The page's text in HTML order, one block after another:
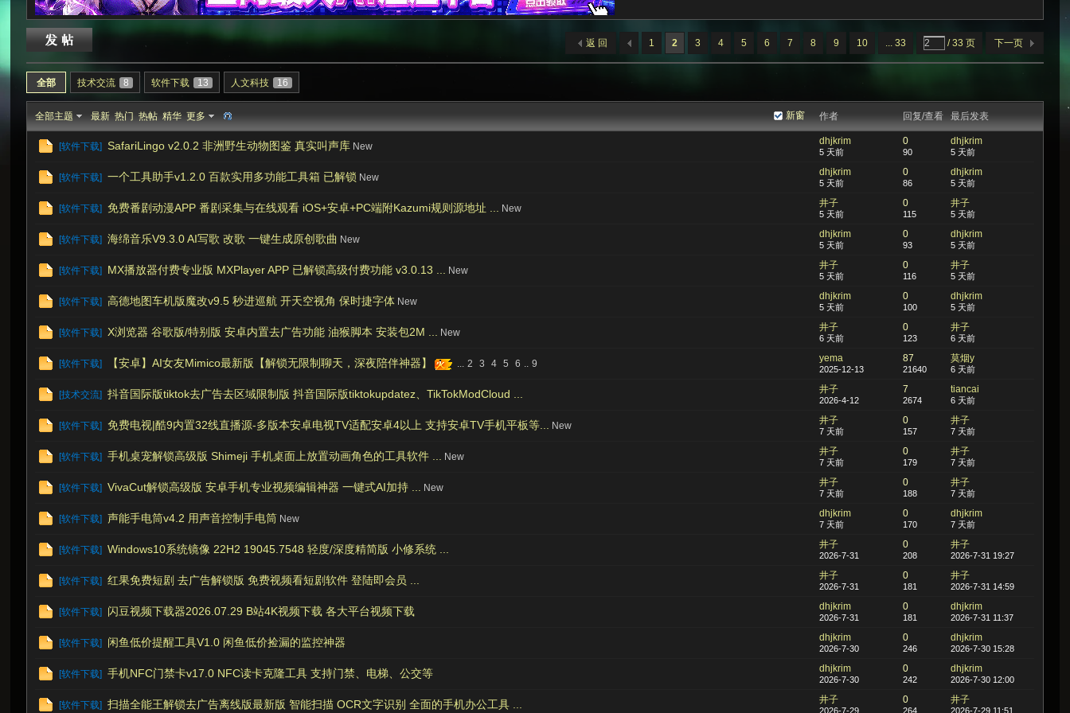
次
1 2 3 4 5 6 7 8 9 10 ... 33 / 33 页 下一页
返 回
全部 技术交流 8 软件下载 13 人文科技 16
新窗
全部主题 最新 热门 热帖 精华 更多 作者 回复/查看 最后发表
[软件下载] SafariLingo v2.0.2 非洲野生动物图鉴 真实叫声库 New dhjkrim
5 天前
0
90
dhjkrim
5 天前
[软件下载] 一个工具助手v1.2.0 百款实用多功能工具箱 已解锁 New dhjkrim
5 天前
0
86
dhjkrim
5 天前
[软件下载] 免费番剧动漫APP 番剧采集与在线观看 iOS+安卓+PC端附Kazumi规则源地址 ... New 井子
5 天前
0
115
井子
5 天前
[软件下载] 海绵音乐V9.3.0 AI写歌 改歌 一键生成原创歌曲 New dhjkrim
5 天前
0
93
dhjkrim
5 天前
[软件下载] MX播放器付费专业版 MXPlayer APP 已解锁高级付费功能 v3.0.13 ... New 井子
5 天前
0
116
井子
5 天前
[软件下载] 高德地图车机版魔改v9.5 秒进巡航 开天空视角 保时捷字体 New dhjkrim
5 天前
0
100
dhjkrim
5 天前
[软件下载] X浏览器 谷歌版/特别版 安卓内置去广告功能 油猴脚本 安装包2M ... New 井子
6 天前
0
123
井子
6 天前
[软件下载] 【安卓】AI女友Mimico最新版【解锁无限制聊天，深夜陪伴神器】 ... 2 3 4 5 6 .. 9 yema
2025-12-13
87
21640
莫烟y
6 天前
[技术交流] 抖音国际版tiktok去广告去区域限制版 抖音国际版tiktokupdatez、TikTokModCloud ... 井子
2026-4-12
7
2674
tiancai
6 天前
[软件下载] 免费电视|酷9内置32线直播源-多版本安卓电视TV适配安卓4以上 支持安卓TV手机平板等... New 井子
7 天前
0
157
井子
7 天前
[软件下载] 手机桌宠解锁高级版 Shimeji 手机桌面上放置动画角色的工具软件 ... New 井子
7 天前
0
179
井子
7 天前
[软件下载] VivaCut解锁高级版 安卓手机专业视频编辑神器 一键式AI加持 ... New 井子
7 天前
0
188
井子
7 天前
[软件下载] 声能手电筒v4.2 用声音控制手电筒 New dhjkrim
7 天前
0
170
dhjkrim
7 天前
[软件下载] Windows10系统镜像 22H2 19045.7548 轻度/深度精简版 小修系统 ... 井子
2026-7-31
0
208
井子
2026-7-31 19:27
[软件下载] 红果免费短剧 去广告解锁版 免费视频看短剧软件 登陆即会员 ... 井子
2026-7-31
0
181
井子
2026-7-31 14:59
[软件下载] 闪豆视频下载器2026.07.29 B站4K视频下载 各大平台视频下载 dhjkrim
2026-7-31
0
181
dhjkrim
2026-7-31 11:37
[软件下载] 闲鱼低价提醒工具V1.0 闲鱼低价捡漏的监控神器 dhjkrim
2026-7-30
0
246
dhjkrim
2026-7-30 15:28
[软件下载] 手机NFC门禁卡v17.0 NFC读卡克隆工具 支持门禁、电梯、公交等 dhjkrim
2026-7-30
0
242
dhjkrim
2026-7-30 12:00
[软件下载] 扫描全能王解锁去广告离线版最新版 智能扫描 OCR文字识别 全面的手机办公工具 ... 井子
2026-7-29
0
264
井子
2026-7-29 11:51